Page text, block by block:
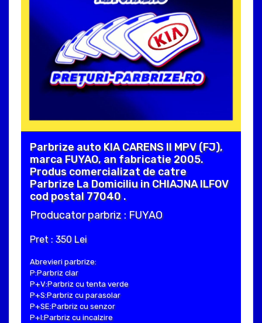
Parbrize auto KIA CARENS II MPV (FJ),
marca FUYAO, an fabricatie 2005.
Produs comercializat de catre
Parbrize La Domiciliu in CHIAJNA ILFOV
cod postal 77040 .
Producator parbriz : FUYAO
Pret : 350 Lei
Abrevieri parbrize:
P:Parbriz clar
P+V:Parbriz cu tenta verde
P+S:Parbriz cu parasolar
P+SE:Parbriz cu senzor
P+I:Parbriz cu incalzire